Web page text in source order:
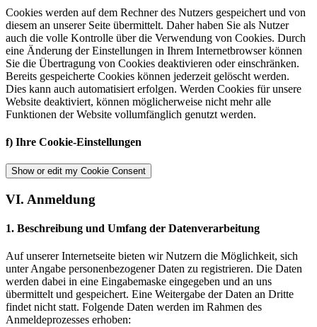
Cookies werden auf dem Rechner des Nutzers gespeichert und von
diesem an unserer Seite übermittelt. Daher haben Sie als Nutzer
auch die volle Kontrolle über die Verwendung von Cookies. Durch
eine Änderung der Einstellungen in Ihrem Internetbrowser können
Sie die Übertragung von Cookies deaktivieren oder einschränken.
Bereits gespeicherte Cookies können jederzeit gelöscht werden.
Dies kann auch automatisiert erfolgen. Werden Cookies für unsere
Website deaktiviert, können möglicherweise nicht mehr alle
Funktionen der Website vollumfänglich genutzt werden.
​f) Ihre Cookie-Einstellungen
Show or edit my Cookie Consent
VI. Anmeldung
1. Beschreibung und Umfang der Datenverarbeitung
Auf unserer Internetseite bieten wir Nutzern die Möglichkeit, sich
unter Angabe personenbezogener Daten zu registrieren. Die Daten
werden dabei in eine Eingabemaske eingegeben und an uns
übermittelt und gespeichert. Eine Weitergabe der Daten an Dritte
findet nicht statt. Folgende Daten werden im Rahmen des
Anmeldeprozesses erhoben: